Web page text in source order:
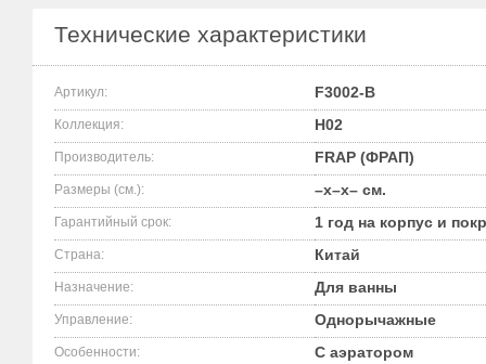
Технические характеристики
Артикул: F3002-B
Коллекция: H02
Производитель: FRAP (ФРАП)
Размеры (см.): –x–x– см.
Гарантийный срок: 1 год на корпус и
Страна: Китай
Назначение: Для ванны
Управление: Однорычажные
Особенности: С аэратором